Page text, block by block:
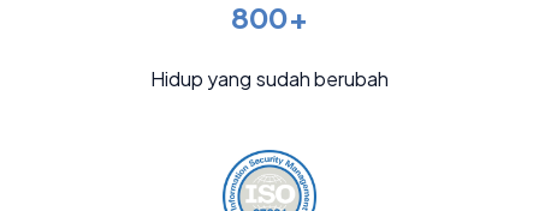
800+
Hidup yang sudah berubah